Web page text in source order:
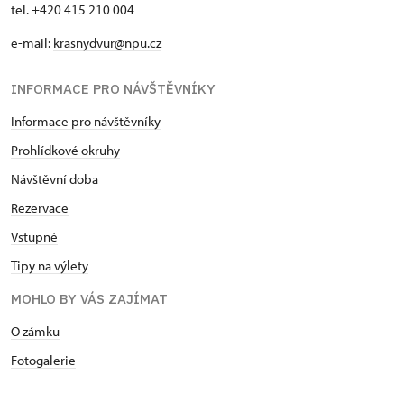
tel. +420 415 210 004
e-mail: krasnydvur@npu.cz
INFORMACE PRO NÁVŠTĚVNÍKY
Informace pro návštěvníky
Prohlídkové okruhy
Návštěvní doba
Rezervace
Vstupné
Tipy na výlety
MOHLO BY VÁS ZAJÍMAT
O zámku
Fotogalerie